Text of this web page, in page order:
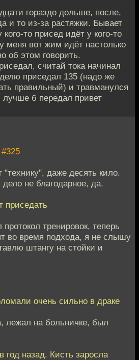
гораздо дольше, после,
и то из-за растяжки. Бывает
то присед идёт у кого-то
меня вот жим идёт настолько
об этом говорить.
считай тока начинал
приседал 135 (надо же
правильный) и травманулся
лучше б передал привет
#325
даже десять кило.
не благодарное, да.
приседать
тренировок, теперь
во время подхода, я не слышу
штангу на стойки и
очень сильно в драке
лежал на больничке, был
год назад. Кисть заросла